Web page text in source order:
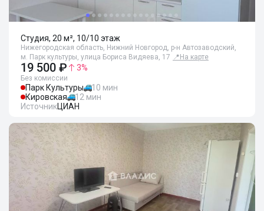
Студия, 20 м², 10/10 этаж
Нижегородская область, Нижний Новгород, р-н Автозаводский,
м. Парк культуры, улица Бориса Видяева, 17 📍 На карте
19 500 ₽ 3%
Без комиссии
Парк Культуры
10 мин
Кировская
12 мин
ИсточникЦИАН